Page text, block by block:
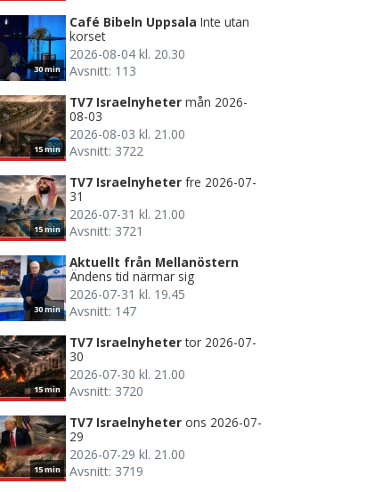
30 min
Café Bibeln Uppsala Inte utan
korset
2026-08-04 kl. 20.30
Avsnitt: 113
15 min
TV7 Israelnyheter mån 2026-
08-03
2026-08-03 kl. 21.00
Avsnitt: 3722
15 min
TV7 Israelnyheter fre 2026-07-
31
2026-07-31 kl. 21.00
Avsnitt: 3721
30 min
Aktuellt från Mellanöstern
Ändens tid närmar sig
2026-07-31 kl. 19.45
Avsnitt: 147
15 min
TV7 Israelnyheter tor 2026-07-
30
2026-07-30 kl. 21.00
Avsnitt: 3720
15 min
TV7 Israelnyheter ons 2026-07-
29
2026-07-29 kl. 21.00
Avsnitt: 3719